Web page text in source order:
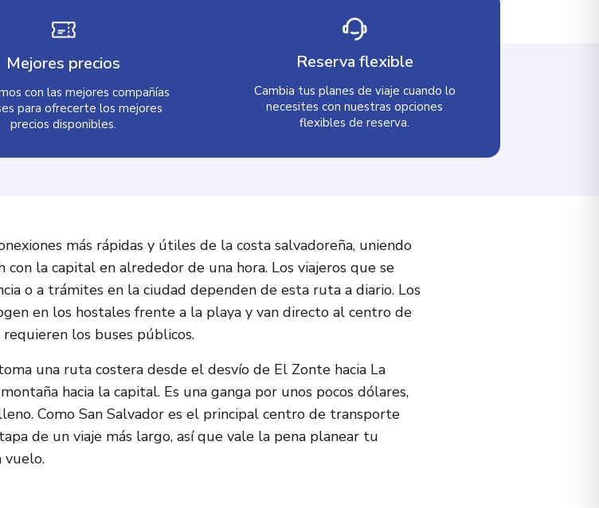
Mejores precios
con las mejores compañías
para ofrecerte los mejores
precios disponibles.
Reserva flexible
Cambia tus planes de viaje cuando lo
necesites con nuestras opciones
flexibles de reserva.
más rápidas y útiles de la costa salvadoreña, uniendo
la capital en alrededor de una hora. Los viajeros que se
o a trámites en la ciudad dependen de esta ruta a diario. Los
en los hostales frente a la playa y van directo al centro de
los buses públicos.
una ruta costera desde el desvío de El Zonte hacia La
hacia la capital. Es una ganga por unos pocos dólares,
Como San Salvador es el principal centro de transporte
de un viaje más largo, así que vale la pena planear tu
vuelo.